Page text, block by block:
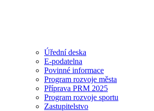
Úřední deska
E-podatelna
Povinné informace
Program rozvoje města
Příprava PRM 2025
Program rozvoje sportu
Zastupitelstvo